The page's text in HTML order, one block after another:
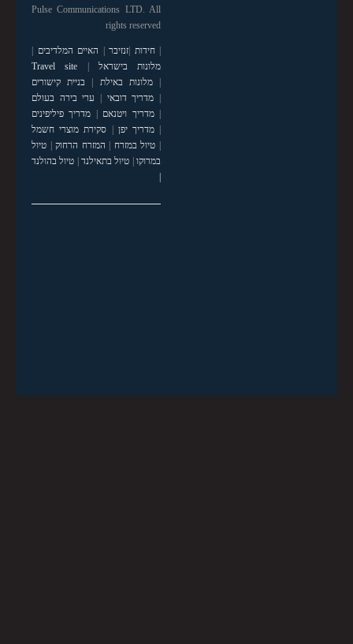
Pulse Communications LTD. All
rights reserved
|חידות |זנזיבר | האיים המלדיבים |
מלונות בישראל |
Travel site
|מלונות באילת | בניית קישורים
| מדריך דובאי | ערי בירה בעולם
|מדריך ויטנאם | מדריך פיליפינים
|מדריך יפן | סקירת מוצרי חשמל
| טיול במזרח | המזרח הרחוק| טיול
במרוקו| טיול בתאילנד| טיול בהולנד
|